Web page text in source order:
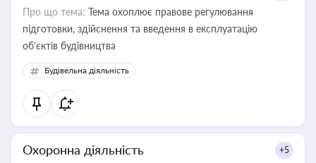
Про що тема: Тема охоплює правове регулювання
підготовки, здійснення та введення в експлуатацію
об’єктів будівництва
Будівельна діяльність
Охоронна діяльність +5